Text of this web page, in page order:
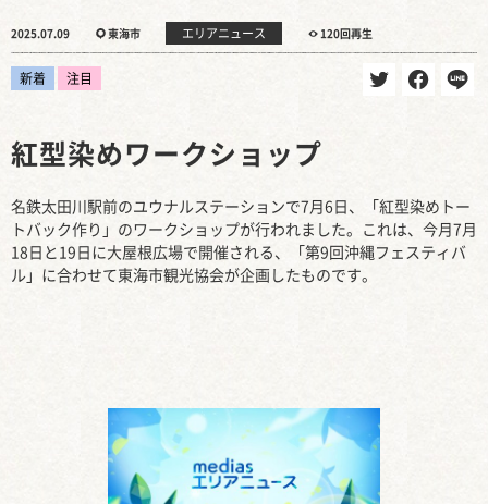
2025.07.09 東海市 エリアニュース 120回再生
新着 注目
紅型染めワークショップ
名鉄太田川駅前のユウナルステーションで7月6日、「紅型染めトー
トバック作り」のワークショップが行われました。これは、今月7月
18日と19日に大屋根広場で開催される、「第9回沖縄フェスティバ
ル」に合わせて東海市観光協会が企画したものです。